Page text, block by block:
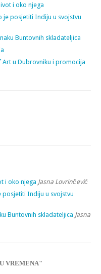
i oko njega
je posjetiti Indiju u svojstvu
Buntovnih skladateljica
u Dubrovniku i promocija
i oko njega Jasna Lovrinčević
posjetiti Indiju u svojstvu
Buntovnih skladateljica Jasna
VREMENA"